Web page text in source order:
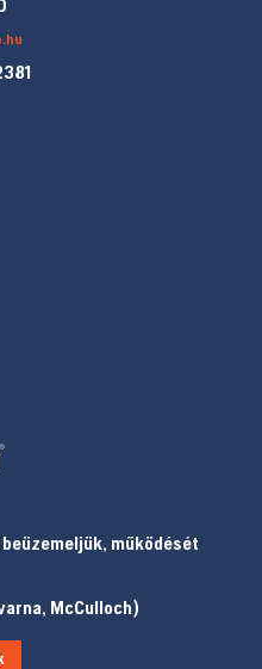
működését
McCulloch)